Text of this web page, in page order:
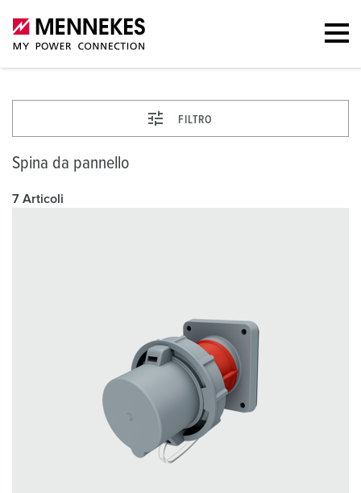
FILTRO
Spina da pannello
7 Articoli